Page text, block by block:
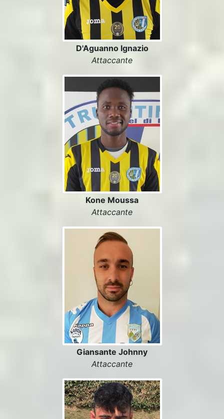
D'Aguanno Ignazio
Attaccante
Kone Moussa
Attaccante
Giansante Johnny
Attaccante